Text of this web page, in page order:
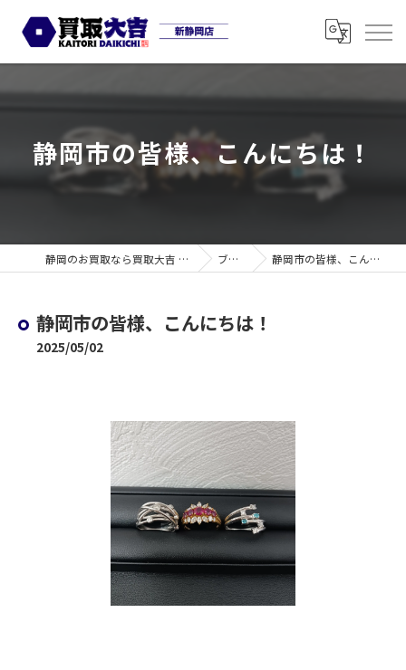
静岡市の皆様、こんにちは！
静岡のお買取なら買取大吉 新静岡店 ブログ 静岡市の皆様、こんにちは！
静岡市の皆様、こんにちは！
2025/05/02